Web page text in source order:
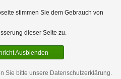
0 Artikel
stimmen Sie dem Gebrauch von
dieser Seite zu.
Ausblenden
Sie bitte unsere Datenschutzerklärung.